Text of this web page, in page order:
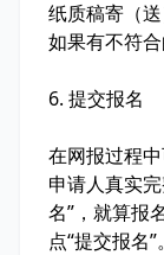
纸质稿寄（
如果有不符合
6. 提交报名
在网报过程
申请人真实
名”，就算报
点“提交报名”。